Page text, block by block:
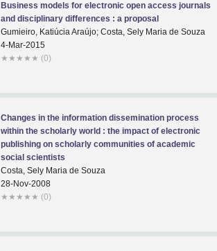
Business models for electronic open access journals
and disciplinary differences : a proposal
Gumieiro, Katiúcia Araújo; Costa, Sely Maria de Souza
4-Mar-2015
★ ★ ★ ★ ★ (0)
Changes in the information dissemination process
within the scholarly world : the impact of electronic
publishing on scholarly communities of academic
social scientists
Costa, Sely Maria de Souza
28-Nov-2008
★ ★ ★ ★ ★ (0)